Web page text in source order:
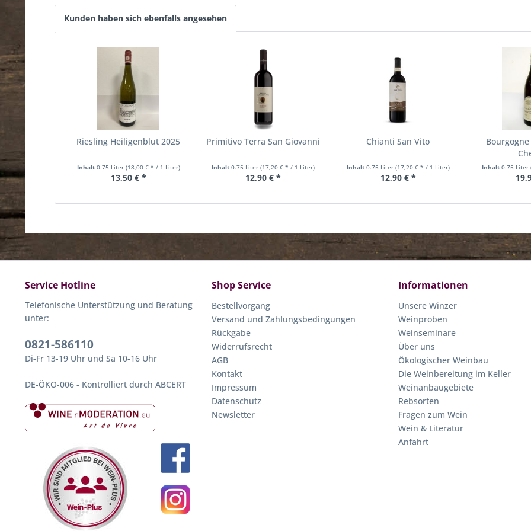
Kunden haben sich ebenfalls angesehen
Riesling Heiligenblut 2025
Inhalt 0.75 Liter (18,00 € * / 1 Liter)
13,50 € *
Primitivo Terra San Giovanni
Inhalt0.75 Liter(17,20 € * / 1 Liter)
12,90 € *
Chianti San Vito
Inhalt 0.75 Liter (17,20 € * / 1 Liter)
12,90 € *
Inhalt 0.75 Liter
Service Hotline
Telefonische Unterstützung und Beratung
unter:
0821-586110
Di-Fr 13-19 Uhr und Sa 10-16 Uhr
DE-ÖKO-006 - Kontrolliert durch ABCERT
Shop Service
Bestellvorgang
Versand und Zahlungsbedingungen
Rückgabe
Widerrufsrecht
AGB
Kontakt
Impressum
Datenschutz
Newsletter
Informationen
Unsere Winzer
Weinproben
Weinseminare
Über uns
Ökologischer Weinbau
Die Weinbereitung im Keller
Weinanbaugebiete
Rebsorten
Fragen zum Wein
Wein & Literatur
Anfahrt